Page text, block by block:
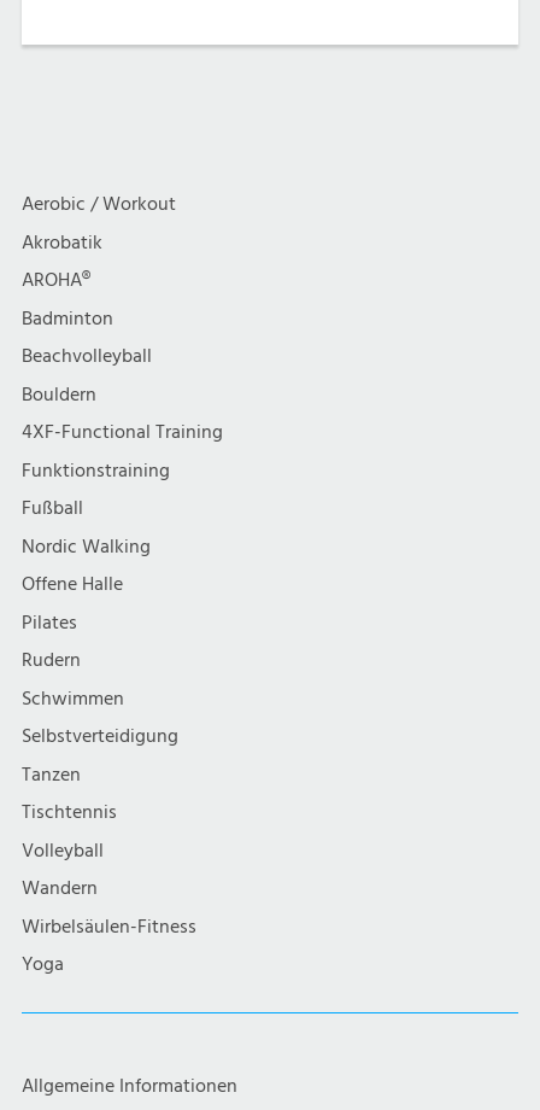
Aerobic / Workout
Akrobatik
AROHA®
Badminton
Beachvolleyball
Bouldern
4XF-Functional Training
Funktionstraining
Fußball
Nordic Walking
Offene Halle
Pilates
Rudern
Schwimmen
Selbstverteidigung
Tanzen
Tischtennis
Volleyball
Wandern
Wirbelsäulen-Fitness
Yoga
Allgemeine Informationen